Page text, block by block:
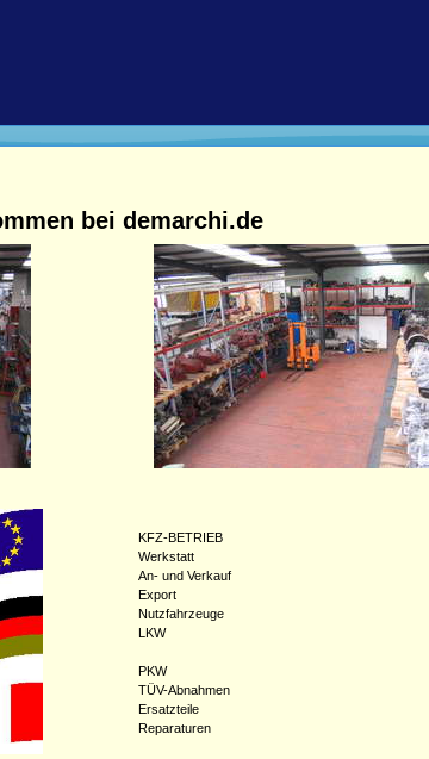
bei demarchi.de
KFZ-BETRIEB
Werkstatt
An- und Verkauf
Export
Nutzfahrzeuge
LKW
PKW
TÜV-Abnahmen
Ersatzteile
Reparaturen